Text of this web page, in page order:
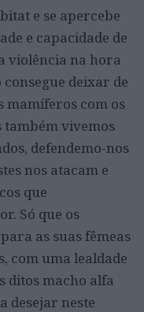
e se apercebe
e capacidade de
violência na hora
consegue deixar de
mamíferos com os
também vivemos
defendemo-nos
nos atacam e
que
Só que os
as suas fêmeas
com uma lealdade
ditos macho alfa
desejar neste